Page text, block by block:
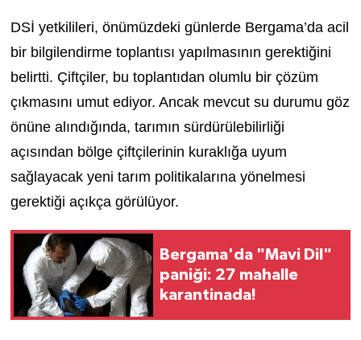
DSİ yetkilileri, önümüzdeki günlerde Bergama’da acil
bir bilgilendirme toplantısı yapılmasının gerektiğini
belirtti. Çiftçiler, bu toplantıdan olumlu bir çözüm
çıkmasını umut ediyor. Ancak mevcut su durumu göz
önüne alındığında, tarımın sürdürülebilirliği
açısından bölge çiftçilerinin kuraklığa uyum
sağlayacak yeni tarım politikalarına yönelmesi
gerektiği açıkça görülüyor.
Bergama'da "Mavi Dil"
paniği: 27 mahalle
karantinada!